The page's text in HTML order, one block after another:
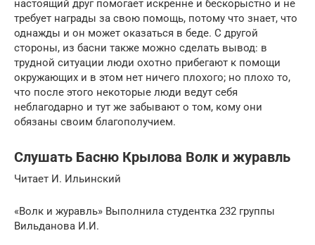
настоящий друг помогает искренне и бескорыстно и не
требует награды за свою помощь, потому что знает, что
однажды и он может оказаться в беде. С другой
стороны, из басни также можно сделать вывод: в
трудной ситуации люди охотно прибегают к помощи
окружающих и в этом нет ничего плохого; но плохо то,
что после этого некоторые люди ведут себя
неблагодарно и тут же забывают о том, кому они
обязаны своим благополучием.
Слушать Басню Крылова Волк и журавль
Читает И. Ильинский
«Волк и журавль» Выполнила студентка 232 группы
Вильданова И.И.